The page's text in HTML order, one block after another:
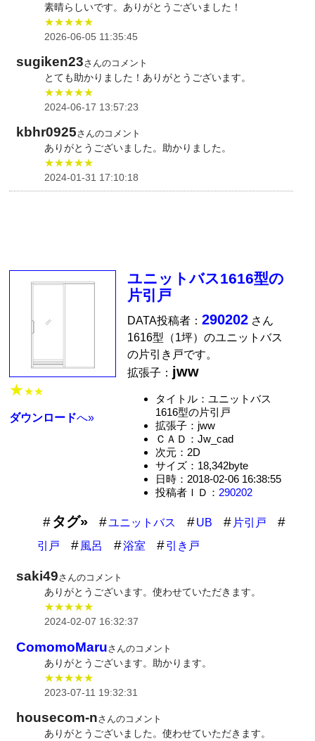
素晴らしいです。ありがとうございました！
★★★★★
2026-06-05 11:35:45
sugiken23さんのコメント
とても助かりました！ありがとうございます。
★★★★★
2024-06-17 13:57:23
kbhr0925さんのコメント
ありがとうございました。助かりました。
★★★★★
2024-01-31 17:10:18
★★★
ダウンロードへ»
ユニットバス1616型の
片引戸
DATA投稿者：290202 さん
1616型（1坪）のユニットバス
の片引き戸です。
拡張子： jww
タイトル：ユニットバス
1616型の片引戸
拡張子：jww
ＣＡＤ：Jw_cad
次元：2D
サイズ：18,342byte
日時：2018-02-06 16:38:55
投稿者ＩＤ： 290202
タグ» ユニットバス UB
片引戸
引戸
風呂 浴室 引き戸
saki49さんのコメント
ありがとうございます。使わせていただきます。
★★★★★
2024-02-07 16:32:37
ComomoMaruさんのコメント
ありがとうございます。助かります。
★★★★★
2023-07-11 19:32:31
housecom-nさんのコメント
ありがとうございました。使わせていただきます。